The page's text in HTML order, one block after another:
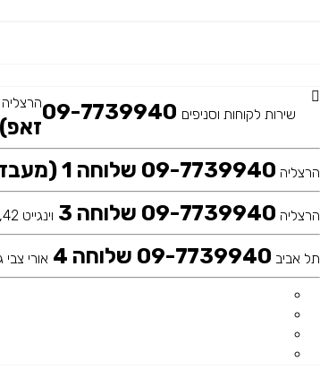
שירות לקוחות וסניפים
הרצליה
זאפ)
הרצליה 09-7739940 שלוחה 1 (מעבדה ראשית)
הרצליה 09-7739940 שלוחה 3 וינגייט 42, כיכר דה שליט
תל אביב 09-7739940 שלוחה 4 אורי צבי